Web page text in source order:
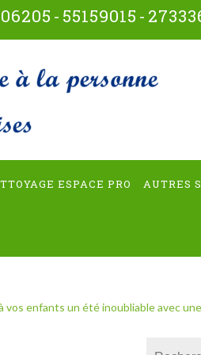
- 55159015 -
ESPACE PRO AUTRES
vos enfants un été inoubliable avec